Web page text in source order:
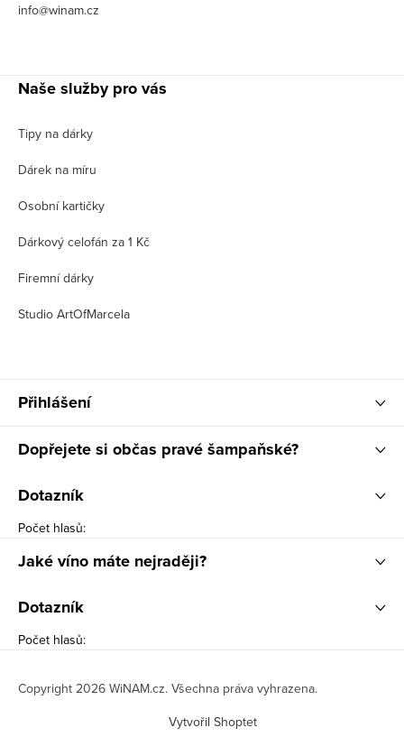
info@winam.cz
Naše služby pro vás
Tipy na dárky
Dárek na míru
Osobní kartičky
Dárkový celofán za 1 Kč
Firemní dárky
Studio ArtOfMarcela
Přihlášení
Dopřejete si občas pravé šampaňské?
Dotazník
Počet hlasů:
Jaké víno máte nejraději?
Dotazník
Počet hlasů:
Vytvořil Shoptet
Copyright 2026 WiNAM.cz. Všechna práva vyhrazena.